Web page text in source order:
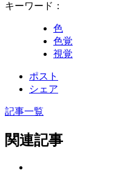
キーワード：
色
色覚
視覚
ポスト
シェア
記事一覧
関連記事